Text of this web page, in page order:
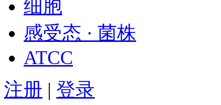
细胞
感受态 · 菌株
ATCC
注册 | 登录